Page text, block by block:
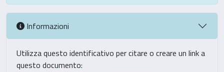
Informazioni
Utilizza questo identificativo per citare o creare un link a
questo documento: